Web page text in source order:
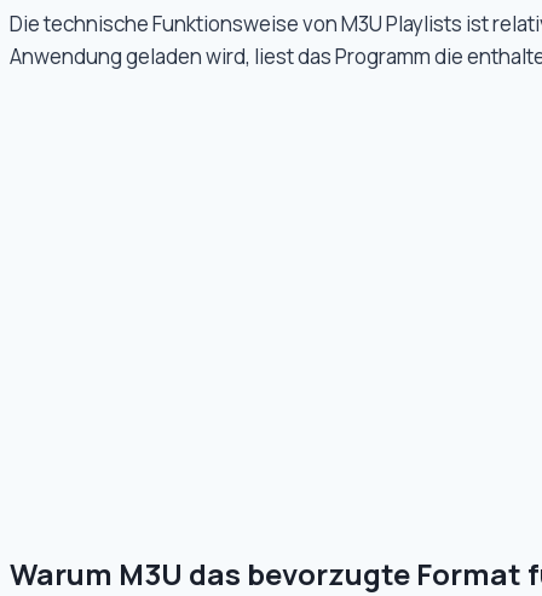
Die technische Funktionsweise von M3U Playlists ist
Anwendung geladen wird, liest das Programm die
Warum M3U das bevorzugte Format